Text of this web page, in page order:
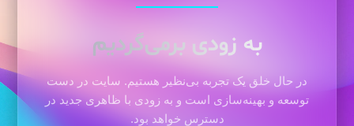
به زودی برمی‌گردیم
در حال خلق یک تجربه بی‌نظیر هستیم. سایت در دست
توسعه و بهینه‌سازی است و به زودی با ظاهری جدید در
دسترس خواهد بود.